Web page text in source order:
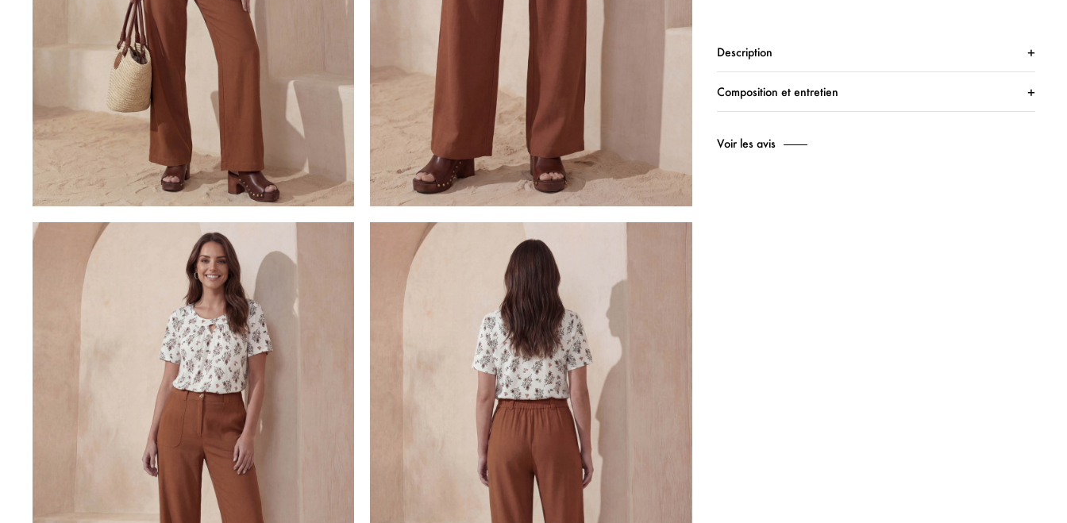
Description
Composition et entretien
Voir les avis